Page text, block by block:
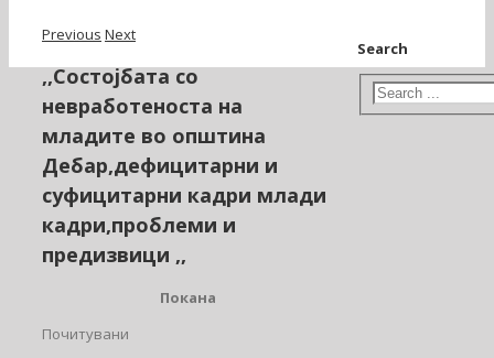
Previous Next
,,Состоjбата со
невработеноста на
младите во општина
Дебар,дефицитарни и
суфицитарни кадри млади
кадри,проблеми и
предизвици ,,
Покана
Почитувани
Search